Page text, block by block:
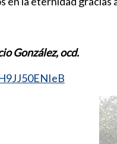
González, ocd.